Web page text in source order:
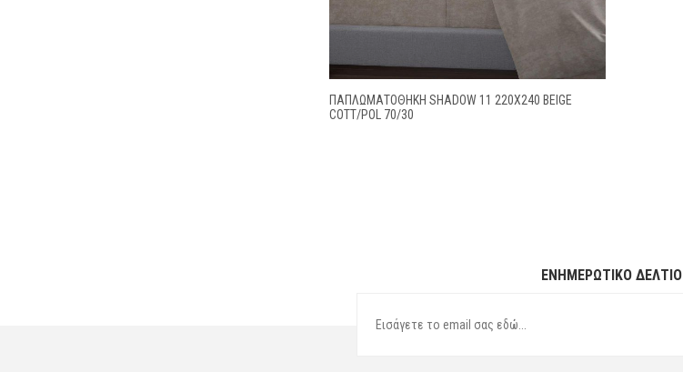
ΠΑΠΛΩΜΑΤΟΘΗΚΗ SHADOW 11 220X240 BEIGE
COTT/POL 70/30
ΕΝΗΜΕΡΩΤΙΚΌ ΔΕΛΤΊΟ